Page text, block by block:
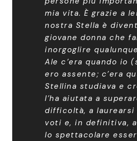
mia vita. È grazie a
nostra Stella è
giovane donna che
inorgoglire
Ale c’era quando io
ero assente; c’era
Stellina studiava e
l’ha aiutata a
difficoltà, a laurearsi
voti e, in definitiva,
lo spettacolare